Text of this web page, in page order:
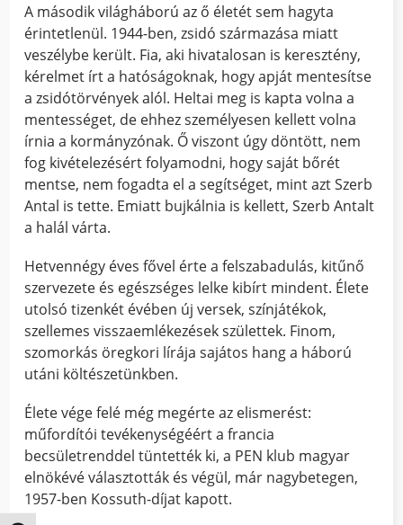
A második világháború az ő életét sem hagyta
érintetlenül. 1944-ben, zsidó származása miatt
veszélybe került. Fia, aki hivatalosan is keresztény,
kérelmet írt a hatóságoknak, hogy apját mentesítse
a zsidótörvények alól. Heltai meg is kapta volna a
mentességet, de ehhez személyesen kellett volna
írnia a kormányzónak. Ő viszont úgy döntött, nem
fog kivételezésért folyamodni, hogy saját bőrét
mentse, nem fogadta el a segítséget, mint azt Szerb
Antal is tette. Emiatt bujkálnia is kellett, Szerb Antalt
a halál várta.
Hetvennégy éves fővel érte a felszabadulás, kitűnő
szervezete és egészséges lelke kibírt mindent. Élete
utolsó tizenkét évében új versek, színjátékok,
szellemes visszaemlékezések születtek. Finom,
szomorkás öregkori lírája sajátos hang a háború
utáni költészetünkben.
Élete vége felé még megérte az elismerést:
műfordítói tevékenységéért a francia
becsületrenddel tüntették ki, a PEN klub magyar
elnökévé választották és végül, már nagybetegen,
1957-ben Kossuth-díjat kapott.